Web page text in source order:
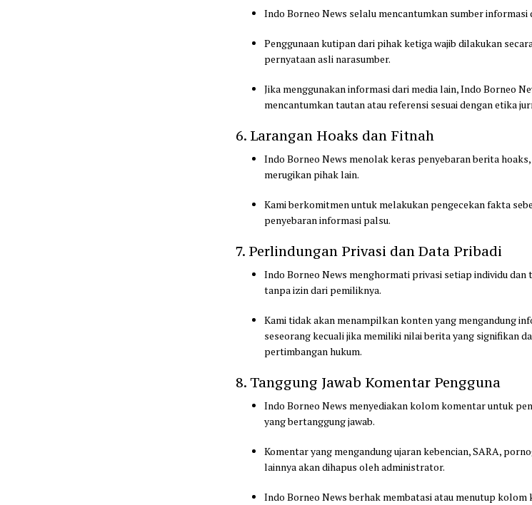
Indo Borneo News selalu mencantumkan sumber informasi
Penggunaan kutipan dari pihak ketiga wajib dilakukan
pernyataan asli narasumber.
Jika menggunakan informasi dari media lain, Indo Borneo
mencantumkan tautan atau referensi sesuai dengan etika
6. Larangan Hoaks dan Fitnah
Indo Borneo News menolak keras penyebaran berita
merugikan pihak lain.
Kami berkomitmen untuk melakukan pengecekan fakta
penyebaran informasi palsu.
7. Perlindungan Privasi dan Data Pribadi
Indo Borneo News menghormati privasi setiap individu
tanpa izin dari pemiliknya.
Kami tidak akan menampilkan konten yang mengandung
seseorang kecuali jika memiliki nilai berita yang signifikan
pertimbangan hukum.
8. Tanggung Jawab Komentar Pengguna
Indo Borneo News menyediakan kolom komentar untuk
yang bertanggung jawab.
Komentar yang mengandung ujaran kebencian, SARA,
lainnya akan dihapus oleh administrator.
Indo Borneo News berhak membatasi atau menutup